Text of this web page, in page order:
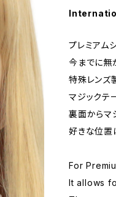
プレミアム
今までに無
特殊レンズ
マジックテ
裏面からマ
好きな位置
For
It allows